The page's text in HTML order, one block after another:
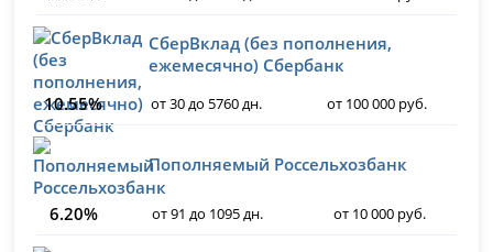
СберВклад (без пополнения,
ежемесячно) Сбербанк
10.55%
от 30 до 5760 дн. от 100 000 руб.
Пополняемый Россельхозбанк
6.20% от 91 до 1095 дн. от 10 000 руб.